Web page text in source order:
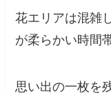
花エリアは混雑
が柔らかい時間
思い出の一枚を